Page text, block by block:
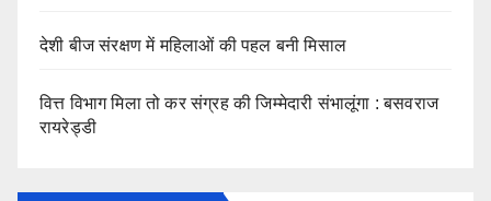
देशी बीज संरक्षण में महिलाओं की पहल बनी मिसाल
वित्त विभाग मिला तो कर संग्रह की जिम्मेदारी संभालूंगा : बसवराज
रायरेड्डी